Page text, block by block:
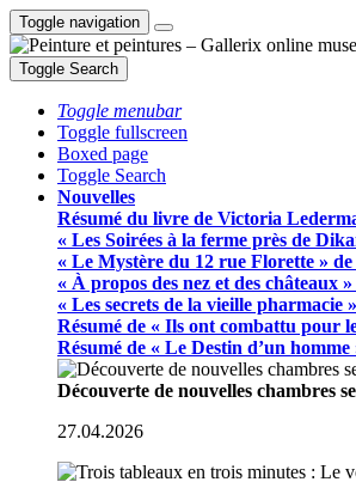
Toggle navigation
Toggle Search
Toggle menubar
Toggle fullscreen
Boxed page
Toggle Search
Nouvelles
Résumé du livre de Victoria
« Les Soirées à la ferme près de
« Le Mystère du 12 rue Florette »
« À propos des nez et des châteaux
« Les secrets de la vieille
Résumé de « Ils ont combattu pour
Résumé de « Le Destin d’un
Découverte de nouvelles chambres
27.04.2026